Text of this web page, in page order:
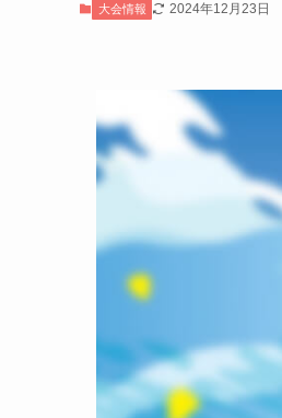
大会情報 2024年12月23日